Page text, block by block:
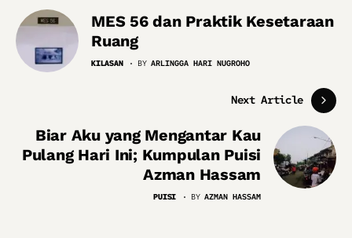
MES 56 dan Praktik Kesetaraan
Ruang
KILASAN BY ARLINGGA HARI NUGROHO
Next Article
Biar Aku yang Mengantar Kau
Pulang Hari Ini; Kumpulan Puisi
Azman Hassam
PUISI BY AZMAN HASSAM